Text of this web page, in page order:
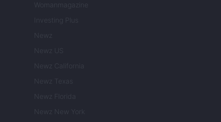
Womanmagazine
Investing Plus
Newz
Newz US
Newz California
Newz Texas
Newz Florida
Newz New York